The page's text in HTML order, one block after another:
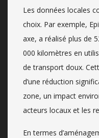
Les données locales
choix. Par exemple,
axe, a réalisé plus de
000 kilomètres en
de transport doux.
d’une réduction
zone, un impact
acteurs locaux et les
En termes